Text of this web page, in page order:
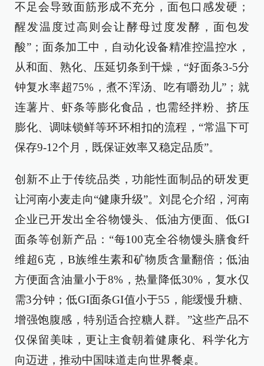
不足会导致面筋形成不充分，面包口感发硬；
醒发温度过高则会让酵母过度发酵，面包发
酸”；面条加工中，自动化设备精准控温控水，
从和面、熟化、压延切条到干燥，“好面条3-5分
钟复水率超75%，煮不浑汤、吃有嚼劲儿”；就
连薯片、虾条等膨化食品，也需经拌粉、挤压
膨化、调味锁鲜等环环相扣的流程，“常温下可
保存9-12个月，既保证效率又稳定品质”。
创新不止于传统品类，功能性面制品的研发更
让河南小麦走向“健康升级”。刘昆仑介绍，河南
企业已开发出全谷物馒头、低油方便面、低GI
面条等创新产品：“每100克全谷物馒头膳食纤
维超6克，B族维生素和矿物质含量翻倍；低油
方便面含油量小于8%，热量降低30%，复水仅
需3分钟；低GI面条GI值小于55，能缓慢升糖、
增强饱腹感，特别适合控糖人群。”这些产品不
仅保留美味，更让主食朝着健康化、科学化方
向迈进，推动中国味道走向世界餐桌。